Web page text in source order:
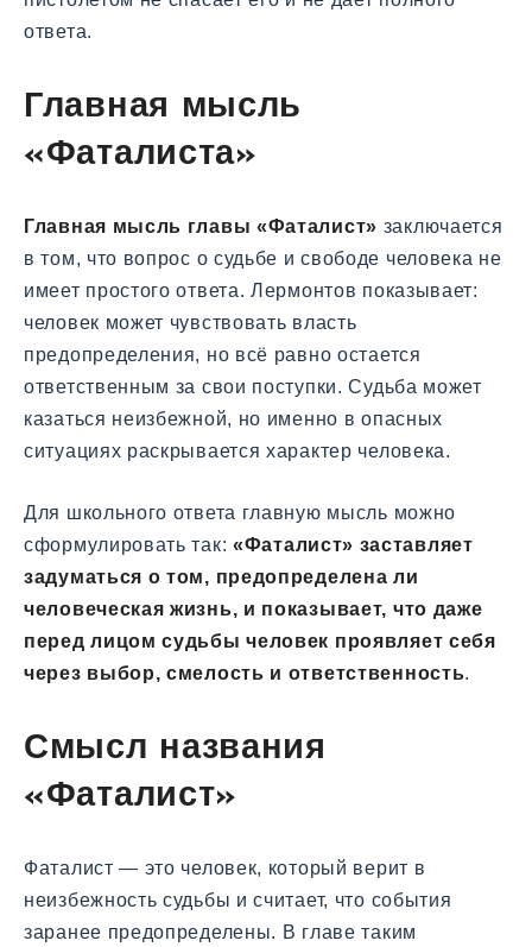
ответа.
Главная мысль
«Фаталиста»
Главная мысль главы «Фаталист» заключается
в том, что вопрос о судьбе и свободе человека не
имеет простого ответа. Лермонтов показывает:
человек может чувствовать власть
предопределения, но всё равно остается
ответственным за свои поступки. Судьба может
казаться неизбежной, но именно в опасных
ситуациях раскрывается характер человека.
Для школьного ответа главную мысль можно
сформулировать так: «Фаталист» заставляет
задуматься о том, предопределена ли
человеческая жизнь, и показывает, что даже
перед лицом судьбы человек проявляет себя
через выбор, смелость и ответственность.
Смысл названия
«Фаталист»
Фаталист — это человек, который верит в
неизбежность судьбы и считает, что события
заранее предопределены. В главе таким